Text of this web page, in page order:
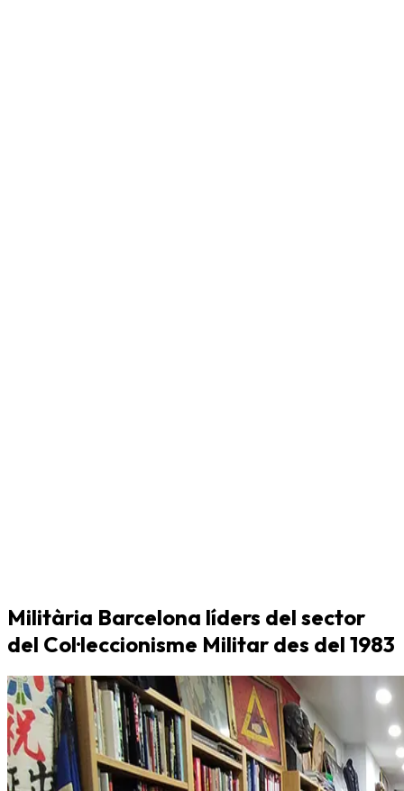
Militària Barcelona líders del sector
del Col·leccionisme Militar des del 1983